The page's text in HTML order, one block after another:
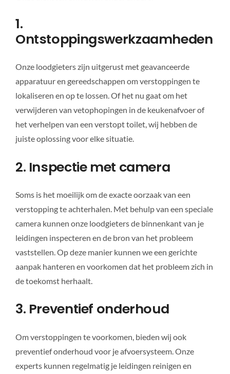
1.
Ontstoppingswerkzaamheden
Onze loodgieters zijn uitgerust met geavanceerde
apparatuur en gereedschappen om verstoppingen te
lokaliseren en op te lossen. Of het nu gaat om het
verwijderen van vetophopingen in de keukenafvoer of
het verhelpen van een verstopt toilet, wij hebben de
juiste oplossing voor elke situatie.
2. Inspectie met camera
Soms is het moeilijk om de exacte oorzaak van een
verstopping te achterhalen. Met behulp van een speciale
camera kunnen onze loodgieters de binnenkant van je
leidingen inspecteren en de bron van het probleem
vaststellen. Op deze manier kunnen we een gerichte
aanpak hanteren en voorkomen dat het probleem zich in
de toekomst herhaalt.
3. Preventief onderhoud
Om verstoppingen te voorkomen, bieden wij ook
preventief onderhoud voor je afvoersysteem. Onze
experts kunnen regelmatig je leidingen reinigen en